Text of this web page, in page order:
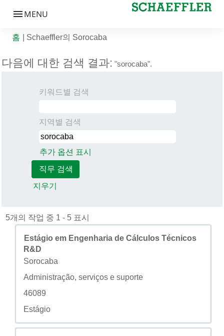
홈 Schaeffler의 Sorocaba
다음에 대한 검색 결과: "sorocaba".
키워드별 검색
지역별 검색
추가 옵션 표시
지우기
5개의 작업 중 1 - 5 표시
모집공고
Estágio em Engenharia de Cálculos Técnicos
R&D
구/군/시
Sorocaba
사용자 지정 필드 2
Administração, serviços e suporte
사용자 지정 필드 3
46089
사용자 지정 필드 4
Estágio
스페이스바를 눌러 선택하면 직무 정보의 전체 컨텐트를